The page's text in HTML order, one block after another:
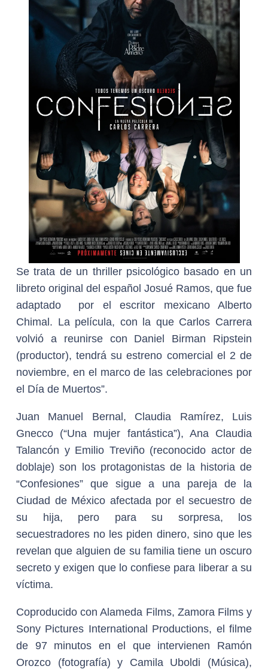
Se trata de un thriller psicológico basado en un
libreto original del español Josué Ramos, que fue
adaptado por el escritor mexicano Alberto
Chimal. La película, con la que Carlos Carrera
volvió a reunirse con Daniel Birman Ripstein
(productor), tendrá su estreno comercial el 2 de
noviembre, en el marco de las celebraciones por
el Día de Muertos”.
Juan Manuel Bernal, Claudia Ramírez, Luis
Gnecco (“Una mujer fantástica”), Ana Claudia
Talancón y Emilio Treviño (reconocido actor de
doblaje) son los protagonistas de la historia de
“Confesiones” que sigue a una pareja de la
Ciudad de México afectada por el secuestro de
su hija, pero para su sorpresa, los
secuestradores no les piden dinero, sino que les
revelan que alguien de su familia tiene un oscuro
secreto y exigen que lo confiese para liberar a su
víctima.
Coproducido con Alameda Films, Zamora Films y
Sony Pictures International Productions, el filme
de 97 minutos en el que intervienen Ramón
Orozco (fotografía) y Camila Uboldi (Música),